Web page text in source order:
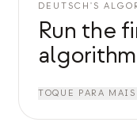
DEUTSCH'S
Run the
algorithm
TOQUE PARA MAIS